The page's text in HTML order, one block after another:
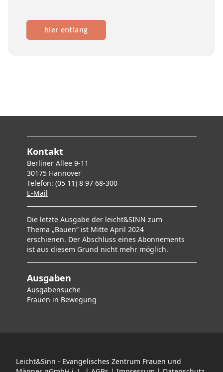
hier entlang
Kontakt
Berliner Allee 9-11
30175 Hannover
Telefon: (05 11) 8 97 68-300
E-Mail
Die letzte Ausgabe der leicht&SINN zum
Thema „Bauen“ ist Mitte April 2024
erschienen. Der Abschluss eines Abonnements
ist aus diesem Grund nicht mehr möglich.
Ausgaben
Ausgabensuche
Frauen in Bewegung
Leicht&Sinn - Evangelisches Zentrum Frauen und